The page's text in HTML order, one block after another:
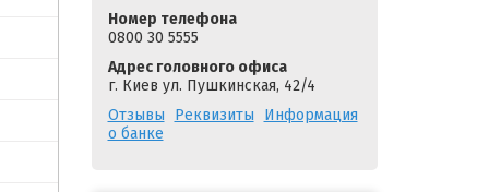
Номер телефона
0800 30 5555
Адрес головного офиса
г. Киев ул. Пушкинская, 42/4
Отзывы
Реквизиты
Информация
о банке